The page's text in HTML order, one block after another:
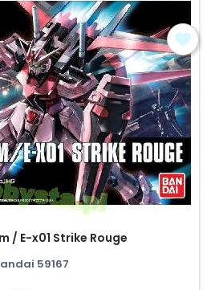
/ E-x01 Strike Rouge
59167